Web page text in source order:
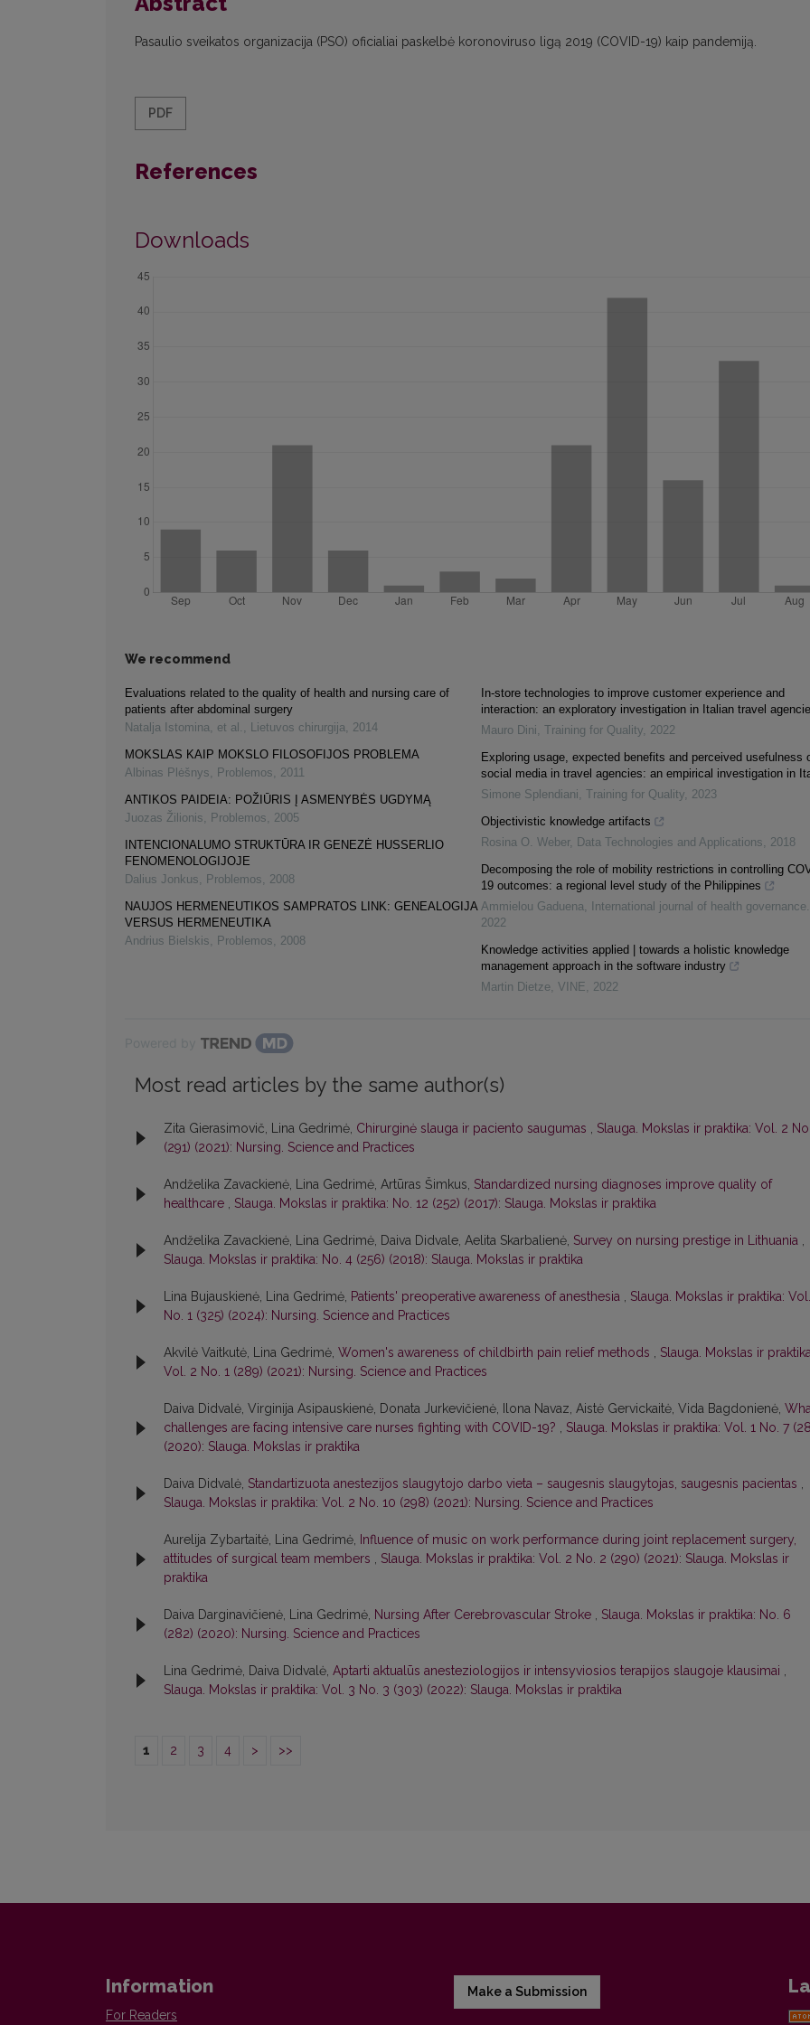
Pasaulio sveikatos organizacija (PSO) oficialiai paskelbė koronoviruso ligą 2019 (COVID-19) kaip pandemiją.
PDF
References
Downloads
We recommend
Evaluations related to the quality of health and nursing care of
patients after abdominal surgery
Natalja Istomina, et al. , Lietuvos chirurgija, 2014
MOKSLAS KAIP MOKSLO FILOSOFIJOS PROBLEMA
Albinas Plėšnys, Problemos, 2011
ANTIKOS PAIDEIA: POŽIŪRIS Į ASMENYBĖS UGDYMĄ
Juozas Žilionis, Problemos, 2005
INTENCIONALUMO STRUKTŪRA IR GENEZĖ HUSSERLIO
FENOMENOLOGIJOJE
Dalius Jonkus, Problemos, 2008
NAUJOS HERMENEUTIKOS SAMPRATOS LINK: GENEALOGIJA
VERSUS HERMENEUTIKA
Andrius Bielskis, Problemos, 2008
In-store technologies to improve customer experience and
interaction: an exploratory investigation in Italian travel
Mauro Dini, Training for Quality, 2022
Exploring usage, expected benefits and perceived usefulness
social media in travel agencies: an empirical investigation in
Simone Splendiani, Training for Quality, 2023
Objectivistic knowledge artifacts
Rosina O. Weber, Data Technologies and Applications, 2018
Decomposing the role of mobility restrictions in controlling
19 outcomes: a regional level study of the Philippines
Ammielou Gaduena, International journal of health governance.
2022
Knowledge activities applied | towards a holistic knowledge
management approach in the software industry
Martin Dietze, VINE, 2022
Most read articles by the same author(s)
Zita Gierasimovič, Lina Gedrimė, Chirurginė slauga ir paciento saugumas , Slauga. Mokslas ir praktika: Vol. 2
(291) (2021): Nursing. Science and Practices
Andželika Zavackienė, Lina Gedrimė, Artūras Šimkus, Standardized nursing diagnoses improve quality of
healthcare , Slauga. Mokslas ir praktika: No. 12 (252) (2017): Slauga. Mokslas ir praktika
Andželika Zavackienė, Lina Gedrimė, Daiva Didvale, Aelita Skarbalienė, Survey on nursing prestige in Lithuania ,
Slauga. Mokslas ir praktika: No. 4 (256) (2018): Slauga. Mokslas ir praktika
Lina Bujauskienė, Lina Gedrimė, Patients' preoperative awareness of anesthesia , Slauga. Mokslas ir praktika:
No. 1 (325) (2024): Nursing. Science and Practices
Akvilė Vaitkutė, Lina Gedrimė, Women's awareness of childbirth pain relief methods , Slauga. Mokslas ir
Vol. 2 No. 1 (289) (2021): Nursing. Science and Practices
Daiva Didvalė, Virginija Asipauskienė, Donata Jurkevičienė, Ilona Navaz, Aistė Gervickaitė, Vida Bagdonienė,
challenges are facing intensive care nurses fighting with COVID-19? , Slauga. Mokslas ir praktika: Vol. 1 No. 7
(2020): Slauga. Mokslas ir praktika
Daiva Didvalė, Standartizuota anestezijos slaugytojo darbo vieta – saugesnis slaugytojas, saugesnis pacientas ,
Slauga. Mokslas ir praktika: Vol. 2 No. 10 (298) (2021): Nursing. Science and Practices
Aurelija Zybartaitė, Lina Gedrimė, Influence of music on work performance during joint replacement surgery,
attitudes of surgical team members , Slauga. Mokslas ir praktika: Vol. 2 No. 2 (290) (2021): Slauga. Mokslas ir
praktika
Daiva Darginavičienė, Lina Gedrimė, Nursing After Cerebrovascular Stroke , Slauga. Mokslas ir praktika: No. 6
(282) (2020): Nursing. Science and Practices
Lina Gedrimė, Daiva Didvalė, Aptarti aktualūs anesteziologijos ir intensyviosios terapijos slaugoje klausimai ,
Slauga. Mokslas ir praktika: Vol. 3 No. 3 (303) (2022): Slauga. Mokslas ir praktika
1 2 3 4 > >>
Information
For Readers
Make a Submission